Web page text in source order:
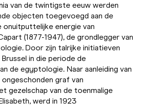
van de twintigste eeuw werden
objecten toegevoegd aan de
onuitputtelijke energie van
(1877-1947), de grondlegger van
Door zijn talrijke initiatieven
in die periode de
de egyptologie. Naar aanleiding van
graf van
gezelschap van de toenmalige
werd in 1923